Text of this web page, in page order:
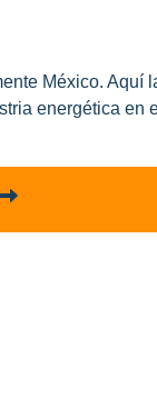
México.
energética